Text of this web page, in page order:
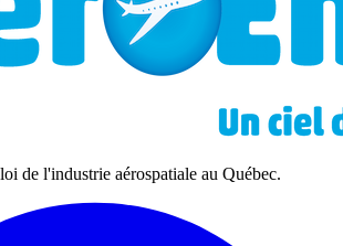
de l'industrie aérospatiale au Québec.